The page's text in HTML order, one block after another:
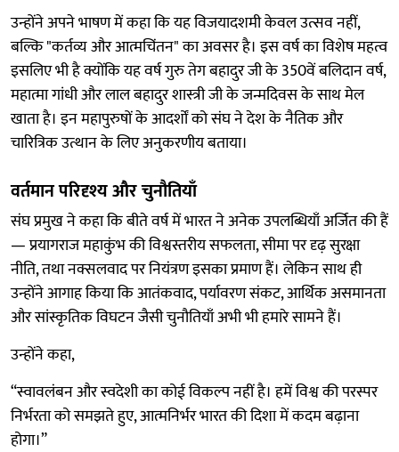
उन्होंने अपने भाषण में कहा कि यह विजयादशमी केवल उत्सव नहीं,
बल्कि "कर्तव्य और आत्मचिंतन" का अवसर है। इस वर्ष का विशेष महत्व
इसलिए भी है क्योंकि यह वर्ष गुरु तेग बहादुर जी के 350वें बलिदान वर्ष,
महात्मा गांधी और लाल बहादुर शास्त्री जी के जन्मदिवस के साथ मेल
खाता है। इन महापुरुषों के आदर्शों को संघ ने देश के नैतिक और
चारित्रिक उत्थान के लिए अनुकरणीय बताया।
वर्तमान परिदृश्य और चुनौतियाँ
संघ प्रमुख ने कहा कि बीते वर्ष में भारत ने अनेक उपलब्धियाँ अर्जित की हैं
— प्रयागराज महाकुंभ की विश्वस्तरीय सफलता, सीमा पर दृढ़ सुरक्षा
नीति, तथा नक्सलवाद पर नियंत्रण इसका प्रमाण हैं। लेकिन साथ ही
उन्होंने आगाह किया कि आतंकवाद, पर्यावरण संकट, आर्थिक असमानता
और सांस्कृतिक विघटन जैसी चुनौतियाँ अभी भी हमारे सामने हैं।
उन्होंने कहा,
“स्वावलंबन और स्वदेशी का कोई विकल्प नहीं है। हमें विश्व की परस्पर
निर्भरता को समझते हुए, आत्मनिर्भर भारत की दिशा में कदम बढ़ाना
होगा।”